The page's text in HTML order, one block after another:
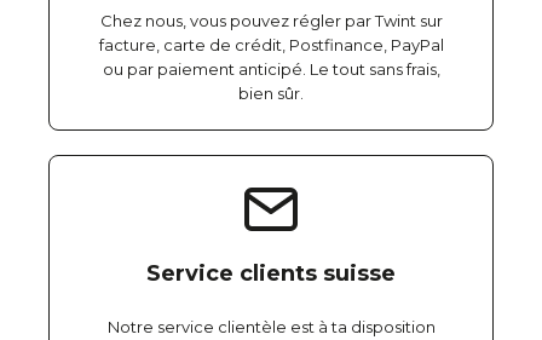
Chez nous, vous pouvez régler par Twint sur
facture, carte de crédit, Postfinance, PayPal
ou par paiement anticipé. Le tout sans frais,
bien sûr.
Service clients suisse
Notre service clientèle est à ta disposition